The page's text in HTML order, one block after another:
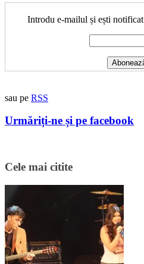
Introdu e-mailul și ești
sau pe RSS
Urmăriți-ne și pe facebook
Cele mai citite